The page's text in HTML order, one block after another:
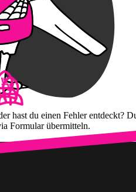
hast du einen Fehler entdeckt?
Formular übermitteln.